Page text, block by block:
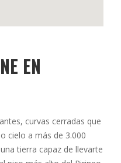
EN
curvas cerradas que
cielo a más de 3.000
tierra capaz de llevarte